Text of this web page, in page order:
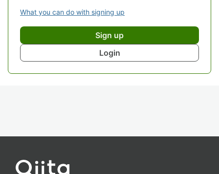
What you can do with signing up
Sign up
Login